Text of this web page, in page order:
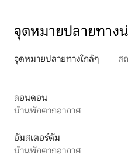
จุดหมายปลายทางน่
จุดหมายปลายทางใกล้ๆ ส
ลอนดอน
บ้านพักตากอากาศ
อัมสเตอร์ดัม
บ้านพักตากอากาศ